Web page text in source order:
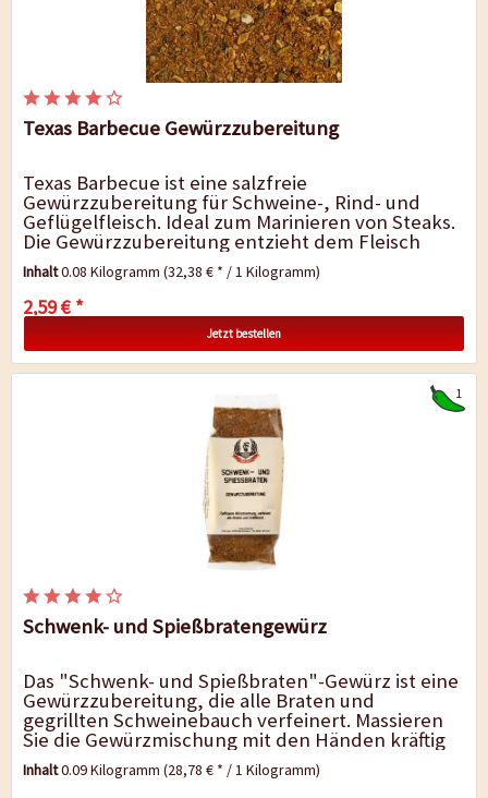
Texas Barbecue Gewürzzubereitung
Texas Barbecue ist eine salzfreie
Gewürzzubereitung für Schweine-, Rind- und
Geflügelfleisch. Ideal zum Marinieren von Steaks.
Die Gewürzzubereitung entzieht dem Fleisch
keine Flüssigkeit. Das Ergebnis:...
Inhalt0.08 Kilogramm(32,38 € * / 1 Kilogramm)
2,59 € *
Jetzt bestellen
1
Schwenk- und Spießbratengewürz
Das "Schwenk- und Spießbraten"-Gewürz ist eine
Gewürzzubereitung, die alle Braten und
gegrillten Schweinebauch verfeinert. Massieren
Sie die Gewürzmischung mit den Händen kräftig
in das Fleisch ein und...
Inhalt0.09 Kilogramm(28,78 € * / 1 Kilogramm)